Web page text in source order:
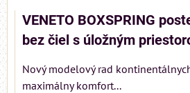
VENETO BOXSPRING
bez čiel s úložným
Nový modelový rad
maximálny komfort...